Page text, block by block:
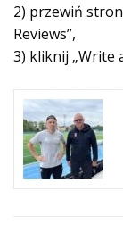
2) przewiń
Reviews”,
3) kliknij „Write